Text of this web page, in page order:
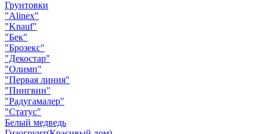
Грунтовки
"Alinex"
"Knauf"
"Бек"
"Брозекс"
"Декостар"
"Олимп"
"Первая линия"
"Пингвин"
"Радугамалер"
"Статус"
Белый медведь